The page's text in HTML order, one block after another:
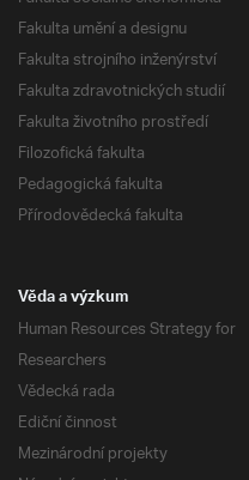
Fakulta umění a designu
Fakulta strojního inženýrství
Fakulta zdravotnických studií
Fakulta životního prostředí
Filozofická fakulta
Pedagogická fakulta
Přírodovědecká fakulta
Věda a výzkum
Human Resources Strategy for
Researchers
Vědecká rada
Ediční činnost
Mezinárodní projekty